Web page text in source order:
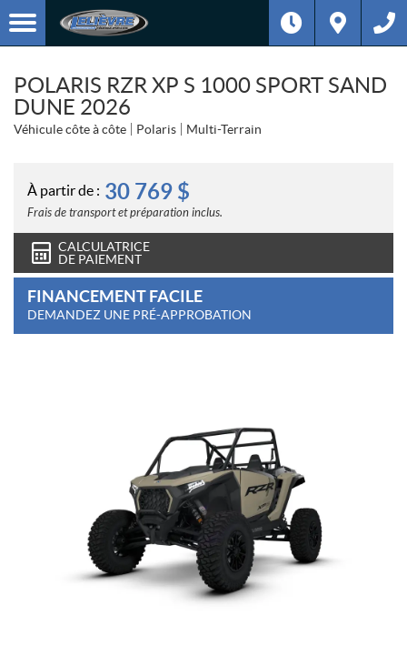
POLARIS RZR XP S 1000 SPORT SAND
DUNE 2026
Véhicule côte à côte Polaris Multi-Terrain
À partir de : 30 769 $
Frais de transport et préparation inclus.
CALCULATRICE
DE PAIEMENT
FINANCEMENT FACILE
DEMANDEZ UNE PRÉ-APPROBATION